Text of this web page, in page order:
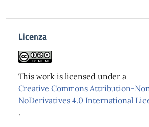
Licenza
This work is licensed under a
Creative Commons Attribution-
NoDerivatives 4.0 International
.